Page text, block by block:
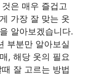
은 매우 즐겁고
가장 잘 맞는 옷
알아보겠습니다.
부분만 알아보실
, 해당 옷의 필요
잘 고르는 방법